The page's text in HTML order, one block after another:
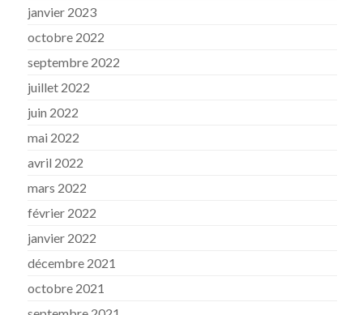
janvier 2023
octobre 2022
septembre 2022
juillet 2022
juin 2022
mai 2022
avril 2022
mars 2022
février 2022
janvier 2022
décembre 2021
octobre 2021